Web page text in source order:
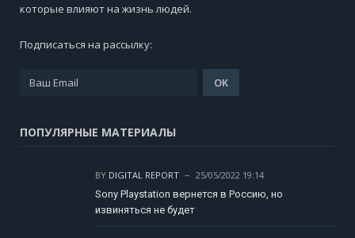
которые влияют на жизнь людей.
Подписаться на рассылку:
ПОПУЛЯРНЫЕ МАТЕРИАЛЫ
BY DIGITAL REPORT
25/05/2022 19:14
Sony Playstation вернется в Россию, но
извиняться не будет